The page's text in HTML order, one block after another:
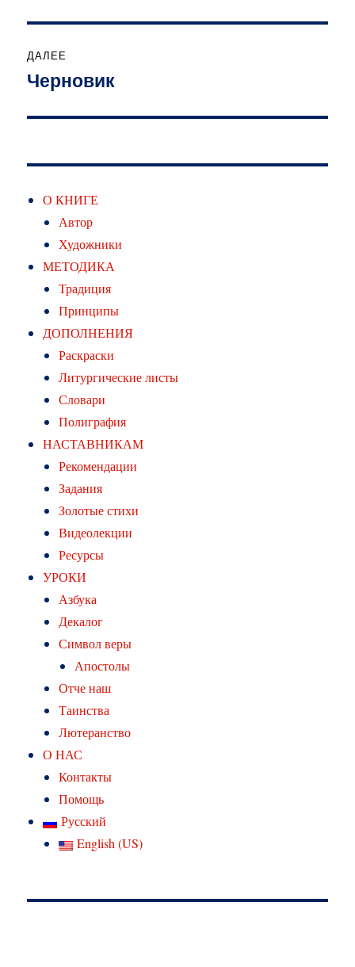
ДАЛЕЕ
Следующая
Черновик
О КНИГЕ
Автор
Художники
МЕТОДИКА
Традиция
Принципы
ДОПОЛНЕНИЯ
Раскраски
Литургические листы
Словари
Полиграфия
НАСТАВНИКАМ
Рекомендации
Задания
Золотые стихи
Видеолекции
Ресурсы
УРОКИ
Азбука
Декалог
Символ веры
Апостолы
Отче наш
Таинства
Лютеранство
О НАС
Контакты
Помощь
Русский
English (US)